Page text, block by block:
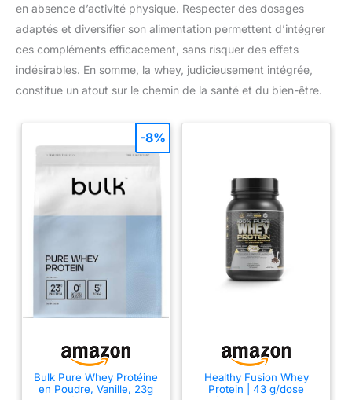
en absence d’activité physique. Respecter des dosages
adaptés et diversifier son alimentation permettent d’intégrer
ces compléments efficacement, sans risquer des effets
indésirables. En somme, la whey, judicieusement intégrée,
constitue un atout sur le chemin de la santé et du bien-être.
Bulk Pure Whey Protéine
en Poudre, Vanille, 23g
-8%
Healthy Fusion Whey
Protein | 43 g/dose